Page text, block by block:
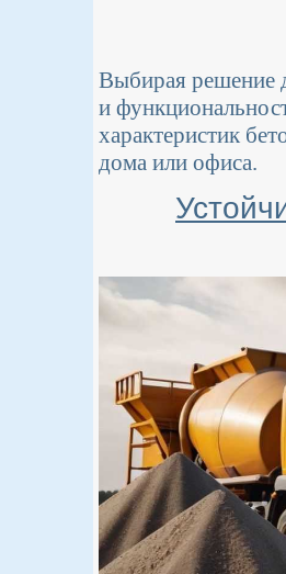
Выбирая решение
и
характеристик
дома или офиса.